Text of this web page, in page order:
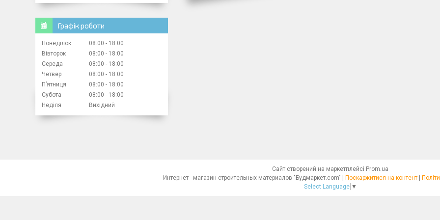
Графік роботи
Понеділок 08:00
18:00
Вівторок
08:00
18:00
Середа
08:00
18:00
Четвер
08:00
18:00
Пʼятниця
08:00
18:00
Субота
08:00
18:00
Неділя
Вихідний
Сайт створений на маркетплейсі Prom.ua
Интернет - магазин строительных материалов "Будмаркет.com" | Поскаржитися на контент |
Select Language ▼